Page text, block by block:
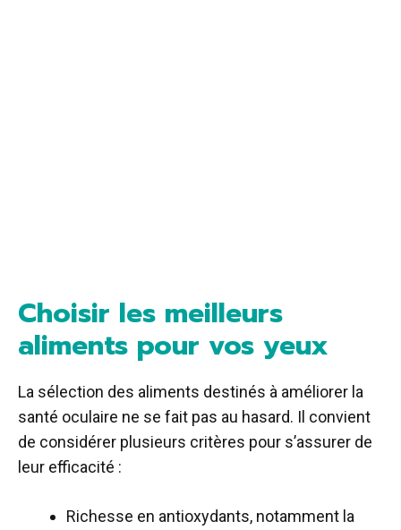
Choisir les meilleurs
aliments pour vos yeux
La sélection des aliments destinés à améliorer la
santé oculaire ne se fait pas au hasard. Il convient
de considérer plusieurs critères pour s’assurer de
leur efficacité :
Richesse en antioxydants, notamment la